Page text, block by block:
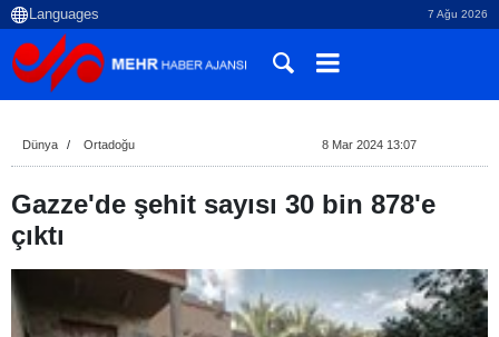
7 Ağu 2026
Dünya Ortadoğu 8 Mar 2024 13:07
Gazze'de şehit sayısı 30 bin 878'e
çıktı